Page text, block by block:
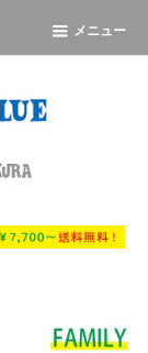
メニュー